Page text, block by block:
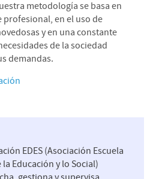
metodología se basa en
en el uso de
y en una constante
de la sociedad
demandas.
EDES (Asociación Escuela
Educación y lo Social)